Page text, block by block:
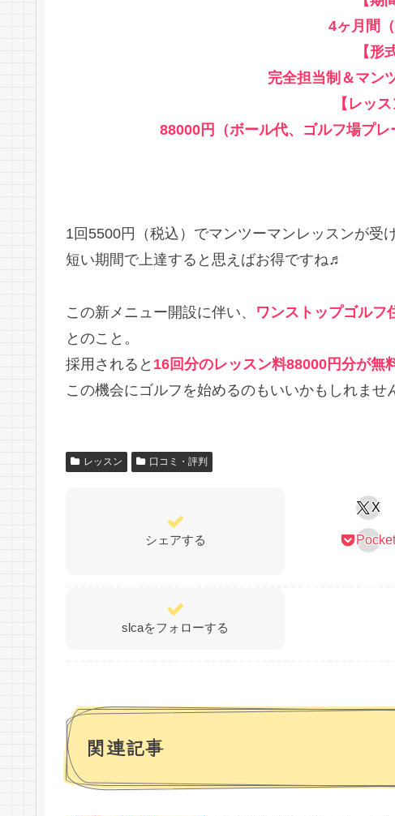
4ヶ月間（
【形
完全担当制＆マン
【レッス
88000円（ボール代、ゴルフ場プレ
1回5500円（税込）でマンツーマンレッスンが受
短い期間で上達すると思えばお得ですね♬
この新メニュー開設に伴い、 ワンストップゴルフ
とのこと。
採用されると 16回分のレッスン料88000円分が無
この機会にゴルフを始めるのもいいかもしれませ
レッスン 口コミ・評判
シェアする
X
Pocket
slcaをフォローする
関連記事